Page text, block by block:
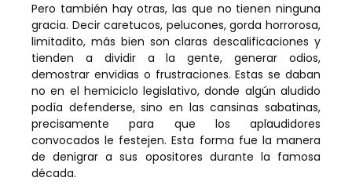
Pero también hay otras, las que no tienen ninguna
gracia. Decir caretucos, pelucones, gorda horrorosa,
limitadito, más bien son claras descalificaciones y
tienden a dividir a la gente, generar odios,
demostrar envidias o frustraciones. Estas se daban
no en el hemiciclo legislativo, donde algún aludido
podía defenderse, sino en las cansinas sabatinas,
precisamente para que los aplaudidores
convocados le festejen. Esta forma fue la manera
de denigrar a sus opositores durante la famosa
década.